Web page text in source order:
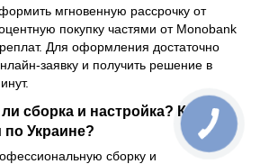
мгновенную рассрочку от
покупку частями от Monobank
Для оформления достаточно
заявку и получить решение в
сборка и настройка? Какие
по Украине?
сборку и